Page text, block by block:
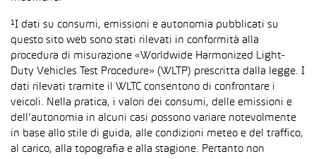
¹I dati su consumi, emissioni e autonomia pubblicati su
questo sito web sono stati rilevati in conformità alla
procedura di misurazione «Worldwide Harmonized Light-
Duty Vehicles Test Procedure» (WLTP) prescritta dalla legge. I
dati rilevati tramite il WLTC consentono di confrontare i
veicoli. Nella pratica, i valori dei consumi, delle emissioni e
dell’autonomia in alcuni casi possono variare notevolmente
in base allo stile di guida, alle condizioni meteo e del traffico,
al carico, alla topografia e alla stagione. Pertanto non